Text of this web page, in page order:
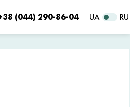
(044) 290-86-04 UA RU